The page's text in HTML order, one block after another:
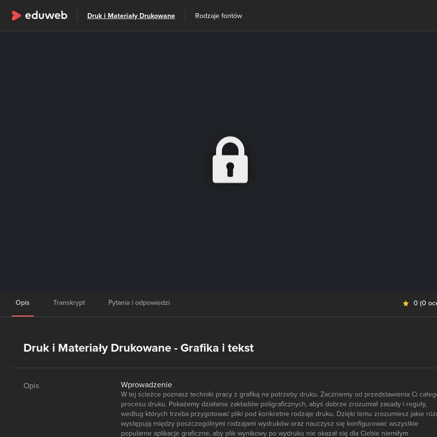
Wszystkie kategorie Szkolenia
Druk i Materiały Drukowane Rodzaje fontów
Opis Transkrypt Pytania i odpowiedzi 0 (0
Druk i Materiały Drukowane - Grafika i tekst
Opis Wprowadzenie
W tej ścieżce poznasz techniki pracy z grafiką na potrzeby druku. Zaczniemy od przedstawienia Ci
procesu druku. Pokażemy działanie zakładów poligraficznych, abyś dobrze zrozumiał zasady i reguły,
według których trzeba przygotować pliki pod konkretne rodzaje druku. Dzięki temu zrozumiesz jakie
występują między poszczególnymi rodzajami wydruków oraz nauczysz się konfigurować wszystkie
popularne aplikacje graficzne, aby plik wynikowy po wydruku nie okazał się dla Ciebie niemiłym